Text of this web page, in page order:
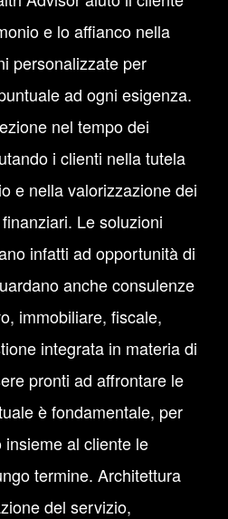
e lo affianco nella
personalizzate per
ad ogni esigenza.
nel tempo dei
i clienti nella tutela
e nella valorizzazione dei
Le soluzioni
infatti ad opportunità di
anche consulenze
immobiliare, fiscale,
integrata in materia di
pronti ad affrontare le
è fondamentale, per
al cliente le
termine. Architettura
del servizio,